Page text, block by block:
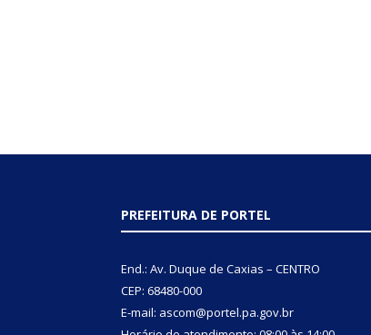
PREFEITURA DE PORTEL
End.: Av. Duque de Caxias – CENTRO
CEP: 68480-000
E-mail: ascom@portel.pa.gov.br